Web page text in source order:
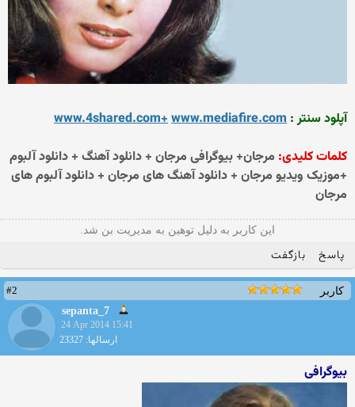
آپلود سنتر : www.4shared.com+www.mediafire.com
کلمات کلیدی: مرجان+ بیوگرافی مرجان + دانلود آهنگ + دانلود آلبوم
+موزیک ویدیو مرجان + دانلود آهنگ های مرجان + دانلود آلبوم های
مرجان
این کاربر به دلیل توهین به مدیریت بن شد.
پاسخ بازگفت
کاربر
#2
sepanta_7
24 Apr 2014 15:41
ارسالها: 23327
بیوگرافی